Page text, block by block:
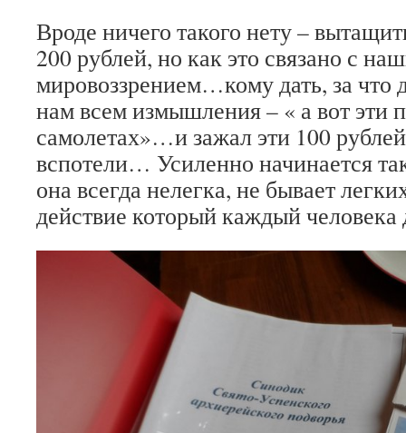
Вроде ничего такого нету –
200 рублей, но как это связано с
мировоззрением…кому дать, за что
нам всем измышления – « а вот эти
самолетах»…и зажал эти 100
вспотели… Усиленно начинается
она всегда нелегка, не бывает
действие который каждый